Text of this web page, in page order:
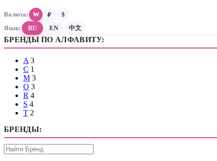
Валюта: ₩ ₽
$
Язык:
RU EN 中文
A 3
C 1
M 3
O 3
R 4
S 4
T 2